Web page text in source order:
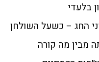
בלעדי
החג – כשעל השולחן
מבין מה קורה